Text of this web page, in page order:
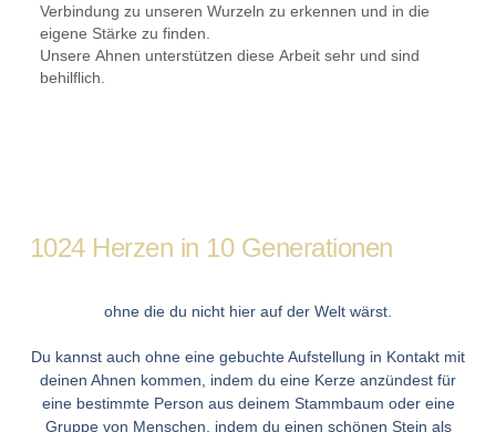
Verbindung zu unseren Wurzeln zu erkennen und in die
eigene Stärke zu finden.
Unsere Ahnen unterstützen diese Arbeit sehr und sind
behilflich.
1024 Herzen in 10 Generationen
ohne die du nicht hier auf der Welt wärst.
Du kannst auch ohne eine gebuchte Aufstellung in Kontakt mit
deinen Ahnen kommen, indem du eine Kerze anzündest für
eine bestimmte Person aus deinem Stammbaum oder eine
Gruppe von Menschen, indem du einen schönen Stein als